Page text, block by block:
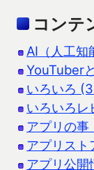
コンテ
AI（人工知
YouTuber
いろいろ
いろいろ
アプリの
アプリス
アプリ公